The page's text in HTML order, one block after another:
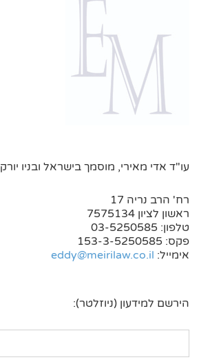
עו"ד אדי מאירי, מוסמך בישראל ובניו יורק
רח' הרב נריה 17
ראשון לציון 7575134
טלפון: 03-5250585
פקס: 153-3-5250585
אימייל: eddy@meirilaw.co.il
הירשם למידעון (ניוזלטר):